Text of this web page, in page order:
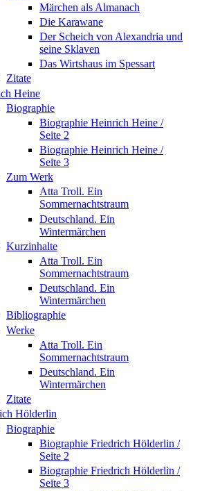
Märchen als Almanach
Die Karawane
Der Scheich von Alexandria und
seine Sklaven
Das Wirtshaus im Spessart
Zitate
Heine
Biographie
Biographie Heinrich Heine /
Seite 2
Biographie Heinrich Heine /
Seite 3
Zum Werk
Atta Troll. Ein
Sommernachtstraum
Deutschland. Ein
Wintermärchen
Kurzinhalte
Atta Troll. Ein
Sommernachtstraum
Deutschland. Ein
Wintermärchen
Bibliographie
Werke
Atta Troll. Ein
Sommernachtstraum
Deutschland. Ein
Wintermärchen
Zitate
Hölderlin
Biographie
Biographie Friedrich Hölderlin /
Seite 2
Biographie Friedrich Hölderlin /
Seite 3